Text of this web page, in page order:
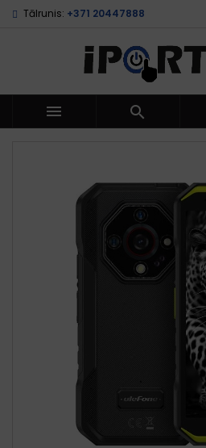
Tālrunis: +371 20447888
 